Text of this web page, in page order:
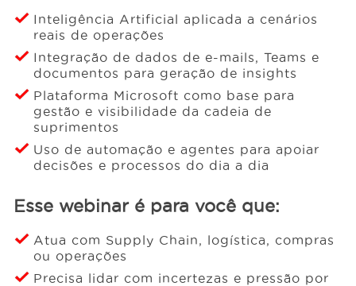
Inteligência Artificial aplicada a cenários
reais de operações
Integração de dados de e-mails, Teams e
documentos para geração de insights
Plataforma Microsoft como base para
gestão e visibilidade da cadeia de
suprimentos
Uso de automação e agentes para apoiar
decisões e processos do dia a dia
Esse webinar é para você que:
Atua com Supply Chain, logística, compras
ou operações
Precisa lidar com incertezas e pressão por